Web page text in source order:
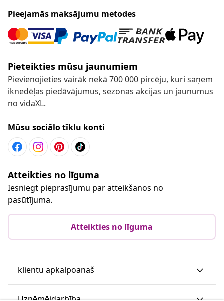
Pieejamās maksājumu metodes
Pieteikties mūsu jaunumiem
Pievienojieties vairāk nekā 700 000 pircēju, kuri saņem
iknedēļas piedāvājumus, sezonas akcijas un jaunumus
no vidaXL.
Mūsu sociālo tīklu konti
Atteikties no līguma
Iesniegt pieprasījumu par atteikšanos no
pasūtījuma.
Atteikties no līguma
klientu apkalpoanaš